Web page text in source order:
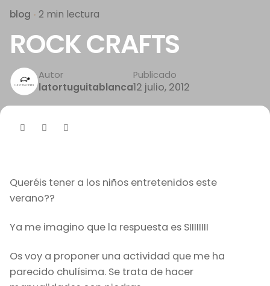
blog 2 min lectura
ROCK CRAFTS
Autor
latortuguitablanca
Publicado
12 julio, 2012
Queréis tener a los niños entretenidos este
verano??
Ya me imagino que la respuesta es SIIIIIIII
Os voy a proponer una actividad que me ha
parecido chulísima. Se trata de hacer